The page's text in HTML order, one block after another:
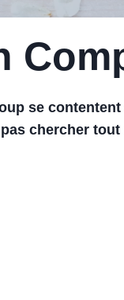
se
chercher